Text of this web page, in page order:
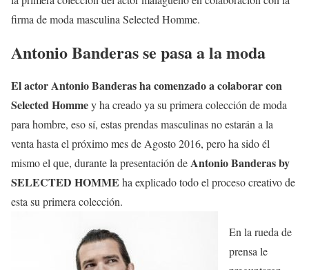
firma de moda masculina Selected Homme.
Antonio Banderas se pasa a la moda
El actor Antonio Banderas ha comenzado a colaborar con
Selected Hommey ha creado ya su primera colección de moda
para hombre, eso sí, estas prendas masculinas no estarán a la
venta hasta el próximo mes de Agosto 2016, pero ha sido él
mismo el que, durante la presentación deAntonio Banderas by
SELECTED HOMME ha explicado todo el proceso creativo de
esta su primera colección.
En la rueda de
prensa le